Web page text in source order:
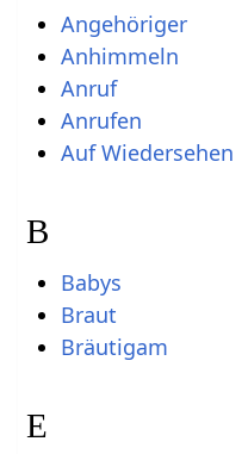
Angehöriger
Anhimmeln
Anruf
Anrufen
Auf Wiedersehen
B
Babys
Braut
Bräutigam
E